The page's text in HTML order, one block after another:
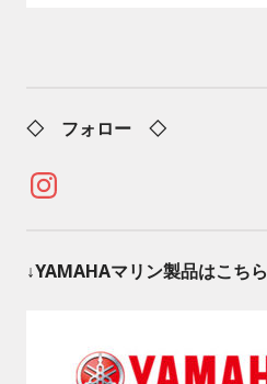
◇ フォロー ◇
Instagram
↓YAMAHAマリン製品はこちら